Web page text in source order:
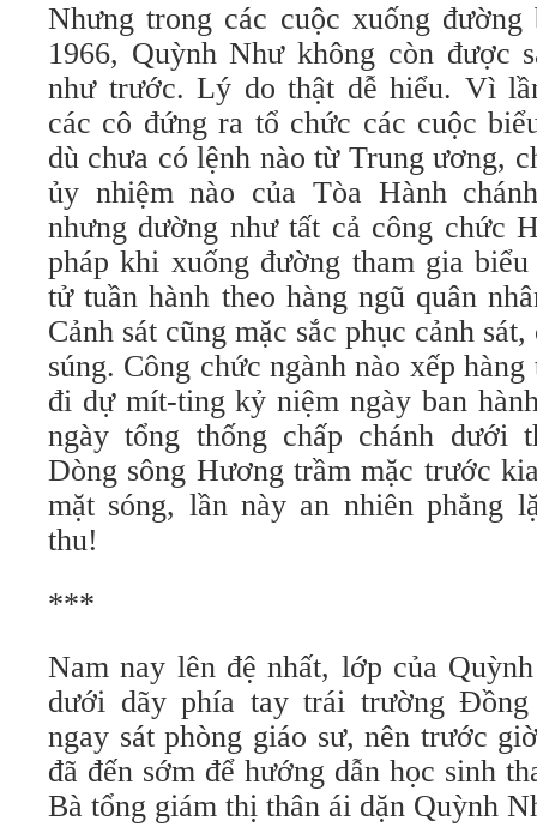
Nhưng trong các cuộc xuống
1966, Quỳnh Như không còn được
như trước. Lý do thật dễ hiểu. Vì
các cô đứng ra tổ chức các cuộc
dù chưa có lệnh nào từ Trung ương,
ủy nhiệm nào của Tòa Hành
nhưng dường như tất cả công chức
pháp khi xuống đường tham gia
tử tuần hành theo hàng ngũ quân
Cảnh sát cũng mặc sắc phục cảnh
súng. Công chức ngành nào xếp
đi dự mít-ting kỷ niệm ngày ban
ngày tổng thống chấp chánh dưới
Dòng sông Hương trầm mặc trước
mặt sóng, lần này an nhiên phẳng
thu!
***
Nam nay lên đệ nhất, lớp của
dưới dãy phía tay trái trường Đồng
ngay sát phòng giáo sư, nên trước
đã đến sớm để hướng dẫn học sinh
Bà tổng giám thị thân ái dặn Quỳnh